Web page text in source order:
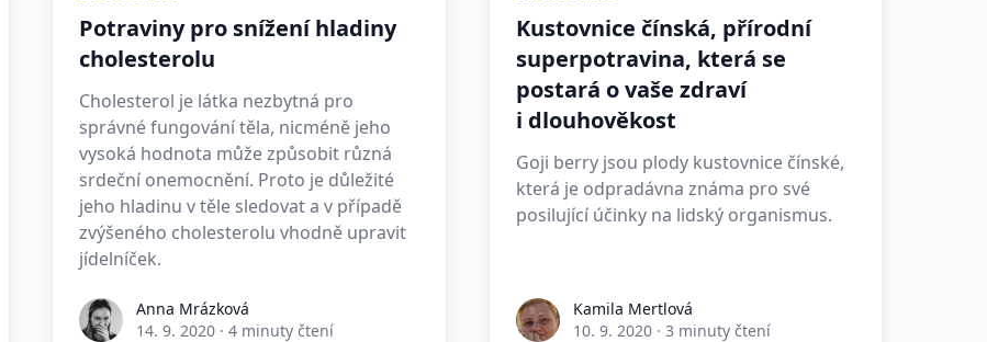
Potraviny pro snížení hladiny
cholesterolu
Cholesterol je látka nezbytná pro
správné fungování těla, nicméně jeho
vysoká hodnota může způsobit různá
srdeční onemocnění. Proto je důležité
jeho hladinu v těle sledovat a v případě
zvýšeného cholesterolu vhodně upravit
jídelníček.
Anna Mrázková
14. 9. 2020 · 4 minuty čtení
Kustovnice čínská, přírodní
superpotravina, která se
postará o vaše zdraví
i dlouhověkost
Goji berry jsou plody kustovnice čínské,
která je odpradávna známa pro své
posilující účinky na lidský organismus.
Kamila Mertlová
10. 9. 2020 · 3 minuty čtení